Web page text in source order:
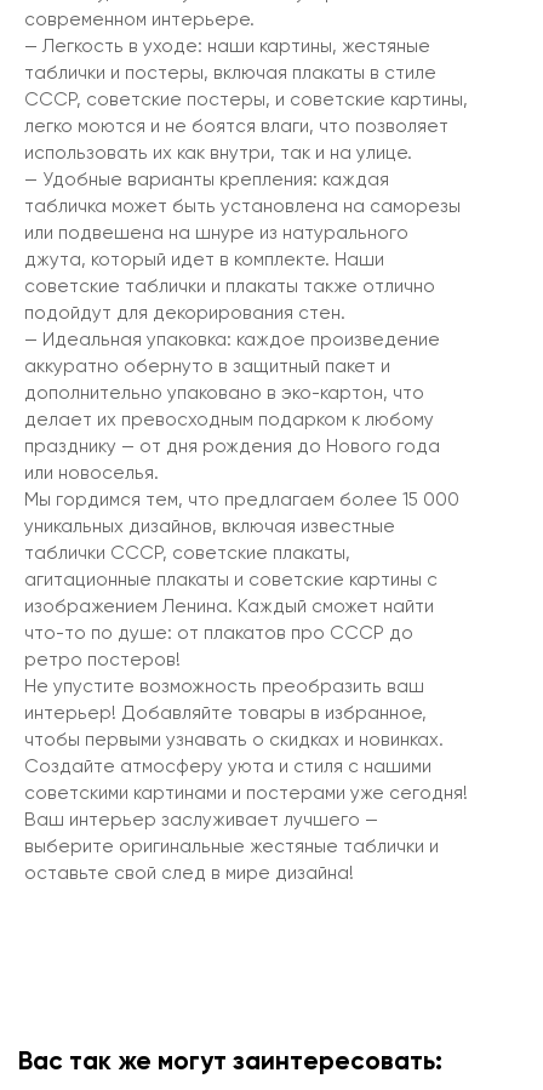
современном интерьере.
— Легкость в уходе: наши картины, жестяные
таблички и постеры, включая плакаты в стиле
СССР, советские постеры, и советские картины,
легко моются и не боятся влаги, что позволяет
использовать их как внутри, так и на улице.
— Удобные варианты крепления: каждая
табличка может быть установлена на саморезы
или подвешена на шнуре из натурального
джута, который идет в комплекте. Наши
советские таблички и плакаты также отлично
подойдут для декорирования стен.
— Идеальная упаковка: каждое произведение
аккуратно обернуто в защитный пакет и
дополнительно упаковано в эко-картон, что
делает их превосходным подарком к любому
празднику — от дня рождения до Нового года
или новоселья.
Мы гордимся тем, что предлагаем более 15 000
уникальных дизайнов, включая известные
таблички СССР, советские плакаты,
агитационные плакаты и советские картины с
изображением Ленина. Каждый сможет найти
что-то по душе: от плакатов про СССР до
ретро постеров!
Не упустите возможность преобразить ваш
интерьер! Добавляйте товары в избранное,
чтобы первыми узнавать о скидках и новинках.
Создайте атмосферу уюта и стиля с нашими
советскими картинами и постерами уже сегодня!
Ваш интерьер заслуживает лучшего —
выберите оригинальные жестяные таблички и
оставьте свой след в мире дизайна!
Вас так же могут заинтересовать: